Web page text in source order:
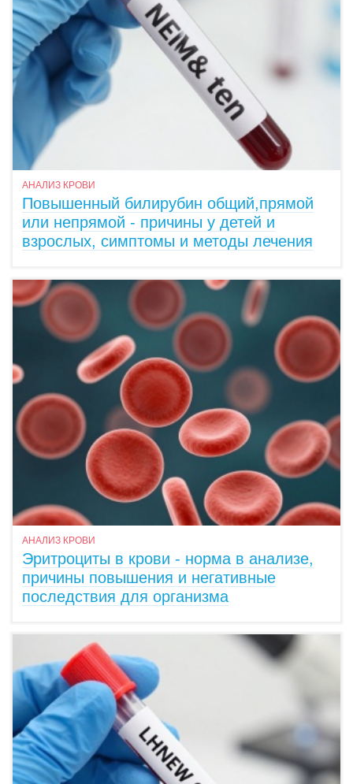
АНАЛИЗ КРОВИ
Повышенный билирубин общий,прямой
или непрямой - причины у детей и
взрослых, симптомы и методы лечения
АНАЛИЗ КРОВИ
Эритроциты в крови - норма в анализе,
причины повышения и негативные
последствия для организма